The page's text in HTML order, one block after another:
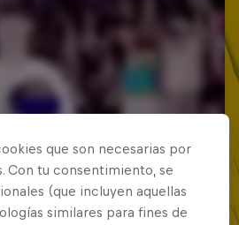
que son necesarias por
Con tu consentimiento, se
(que incluyen aquellas
similares para fines de